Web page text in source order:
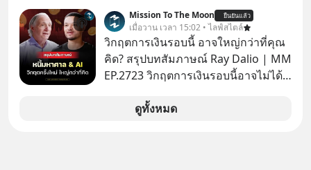
#5minutespodcast
#missiontothemoonpodcast
#FraudEducation #FinancialLiteracy
#DigitalBankWithHumanTouch
หรือไม่ว่า รายได้กว่า 85% กระจุกอยู่กับ
ผู้ประกอบการรายใหญ่ และมีอัตราการ
เติบโตได้ถึง 16% ขณะที่ผู้ประกอบการ
โฮสเทลและที่พักขนาดเล็ก ซึ่งมีสัดส่วน
เพียง 1.3% เท่านั้น เกิดอะไรขึ้นกับที่พัก
รายเล็ก ? อะไรคือข้อจำกัดที่ทำให้โต
Mission To The Moon ยืนยันแล้ว
เมื่อวาน เวลา 15:02 • ไลฟ์สไตล์
วิกฤตการเงินรอบนี้ อาจใหญ่กว่าที่คุณ
คิด? สรุปบทสัมภาษณ์ Ray Dalio | MM
EP.2723 วิกฤตการเงินรอบนี้อาจไม่ได้
Dalio ชายผู้เคยทำนายวิกฤตเศรษฐกิจ
ดูทั้งหมด